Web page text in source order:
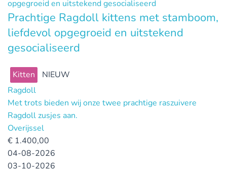
Prachtige Ragdoll kittens met stamboom,
liefdevol opgegroeid en uitstekend
gesocialiseerd
Kitten
NIEUW
Ragdoll
Met trots bieden wij onze twee prachtige raszuivere
Ragdoll zusjes aan.
Overijssel
€ 1.400,00
04-08-2026
03-10-2026